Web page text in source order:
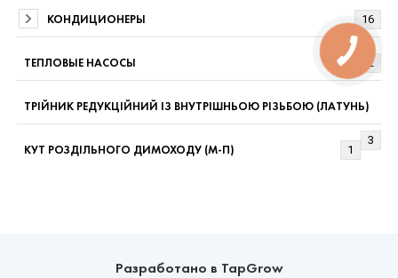
КОНДИЦИОНЕРЫ 16
ТЕПЛОВЫЕ НАСОСЫ 12
ТРІЙНИК РЕДУКЦІЙНИЙ ІЗ ВНУТРІШНЬОЮ РІЗЬБОЮ (ЛАТУНЬ)
3
КУТ РОЗДІЛЬНОГО ДИМОХОДУ (М-П) 1
Разработано в TapGrow